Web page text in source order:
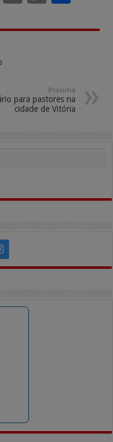
ai p
n
k
ar
Próxima
para pastores na
cidade de Vitória